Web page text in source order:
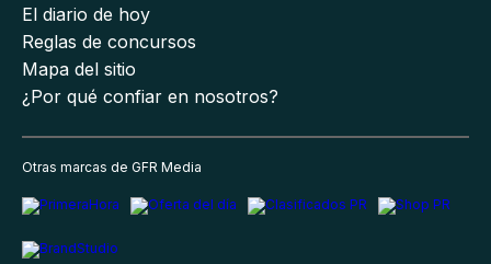
El diario de hoy
Reglas de concursos
Mapa del sitio
¿Por qué confiar en nosotros?
Otras marcas de GFR Media